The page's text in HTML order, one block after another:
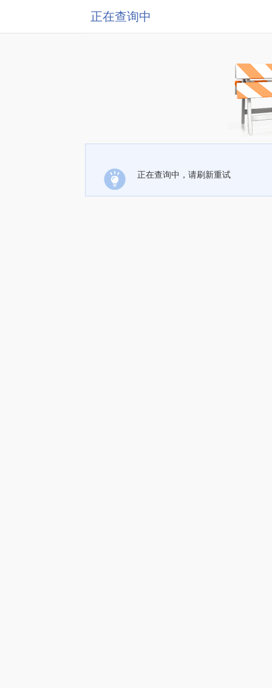
正在查询中
正在查询中，请刷新重试